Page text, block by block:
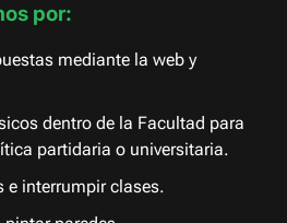
por:
mediante la web y
dentro de la Facultad para
partidaria o universitaria.
e interrumpir clases.